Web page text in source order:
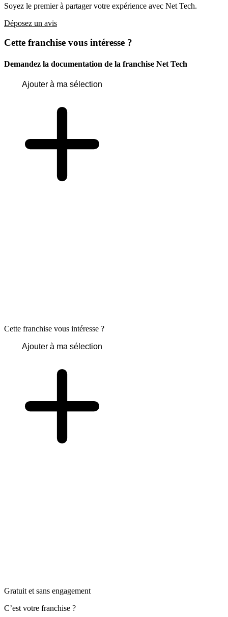
Soyez le premier à partager votre expérience avec Net Tech.
Déposez un avis
Cette franchise vous intéresse ?
Demandez la documentation de la franchise Net Tech
Ajouter à ma sélection
Cette franchise vous intéresse ?
Ajouter à ma sélection
Gratuit et sans engagement
C’est votre franchise ?